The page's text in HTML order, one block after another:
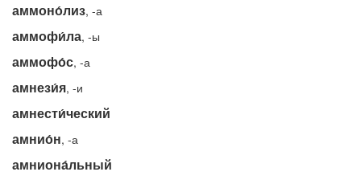
аммоно́лиз, -а
аммофи́ла, -ы
аммофо́с, -а
амнези́я, -и
амнести́ческий
амнио́н, -а
амниона́льный